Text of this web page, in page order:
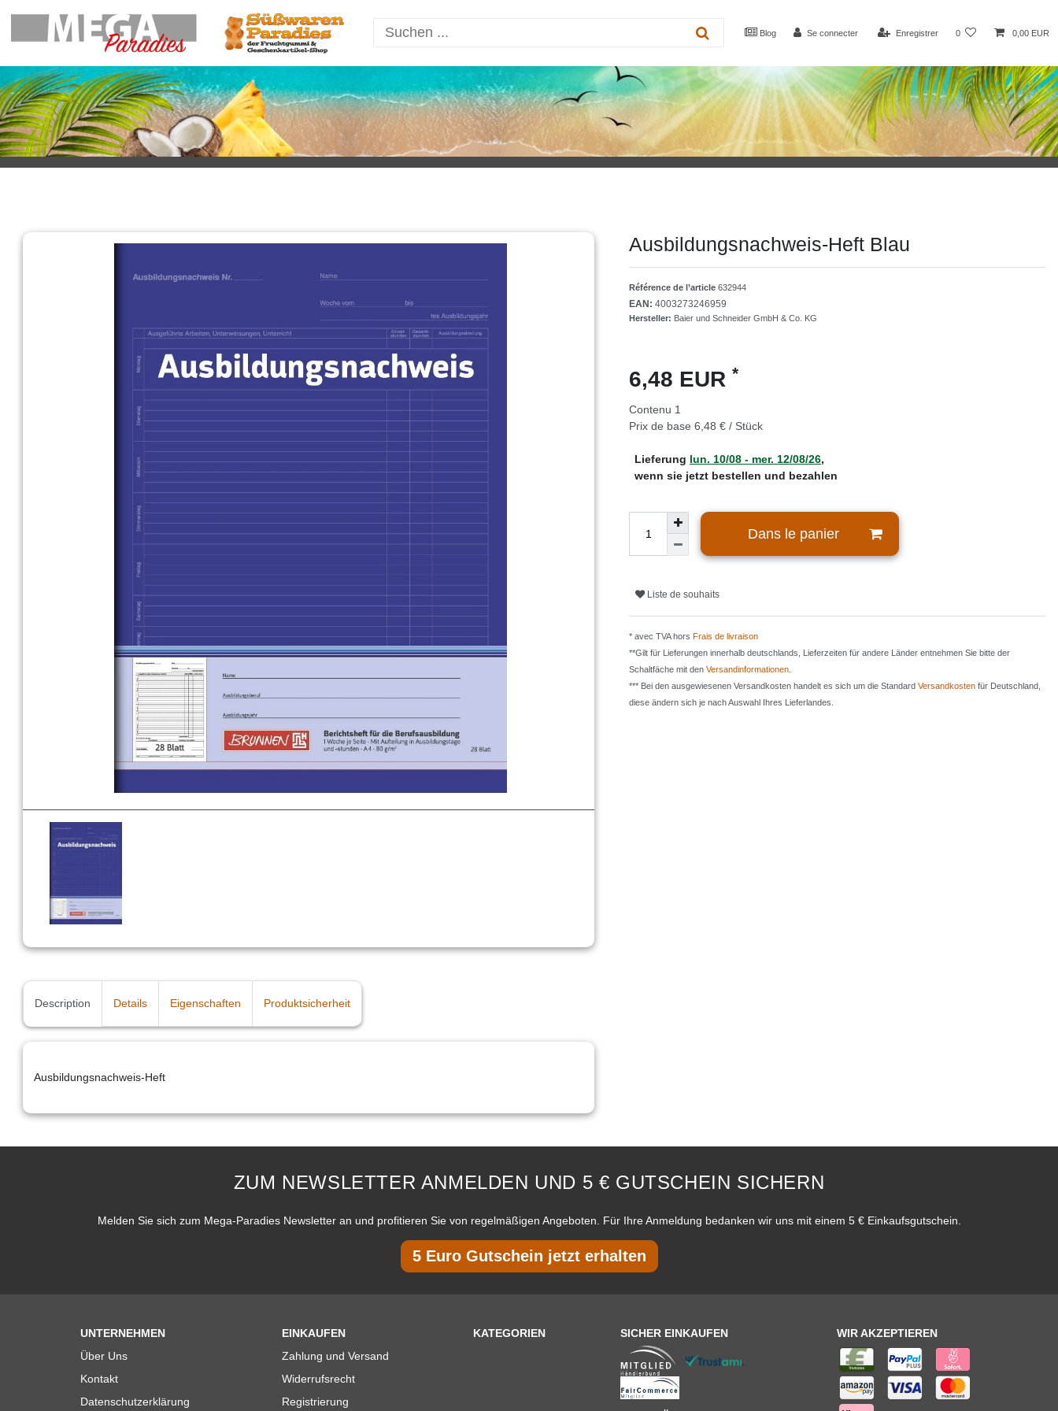
Blog Se connecter Enregistrer 0 0,00 EUR
Ausbildungsnachweis-Heft Blau
Référence de l’article 632944
EAN: 4003273246959
Hersteller: Baier und Schneider GmbH & Co. KG
6,48 EUR *
Contenu 1
Prix de base 6,48 € / Stück
Lieferung lun. 10/08 - mer. 12/08/26,
wenn sie jetzt bestellen und bezahlen
Dans le panier
Liste de souhaits
* avec TVA hors Frais de livraison
**Gilt für Lieferungen innerhalb deutschlands, Lieferzeiten für andere Länder entnehmen Sie bitte der
Schaltfäche mit den Versandinformationen
*** Bei den ausgewiesenen Versandkosten handelt es sich um die Standard Versandkosten für Deutschland,
diese ändern sich je nach Auswahl Ihres Lieferlandes.
Description Details Eigenschaften Produktsicherheit
Ausbildungsnachweis-Heft
ZUM NEWSLETTER ANMELDEN UND 5 € GUTSCHEIN SICHERN
Melden Sie sich zum Mega-Paradies Newsletter an und profitieren Sie von regelmäßigen Angeboten. Für Ihre Anmeldung bedanken wir uns mit einem 5 € Einkaufsgutschein.
5 Euro Gutschein jetzt erhalten
UNTERNEHMEN
Über Uns
Kontakt
Datenschutzerklärung
EINKAUFEN
Zahlung und Versand
Widerrufsrecht
Registrierung
KATEGORIEN SICHER EINKAUFEN WIR AKZEPTIEREN